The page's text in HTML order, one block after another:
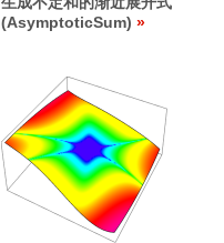
(AsymptoticSum)